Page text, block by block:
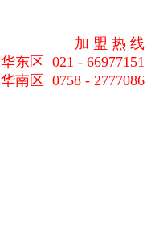
加 盟 热 线
华东区 021 - 66977151
华南区 0758 - 2777086